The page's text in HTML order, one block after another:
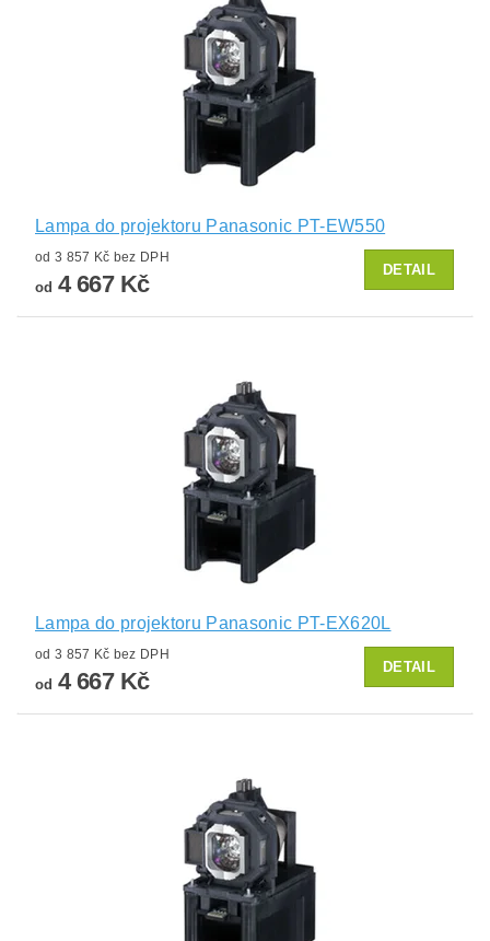
Lampa do projektoru Panasonic PT-EW550
od 3 857 Kč bez DPH
od 4 667 Kč
DETAIL
Lampa do projektoru Panasonic PT-EX620L
od 3 857 Kč bez DPH
od 4 667 Kč
DETAIL